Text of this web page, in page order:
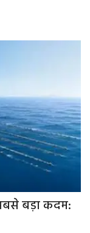
बड़ा कदम: